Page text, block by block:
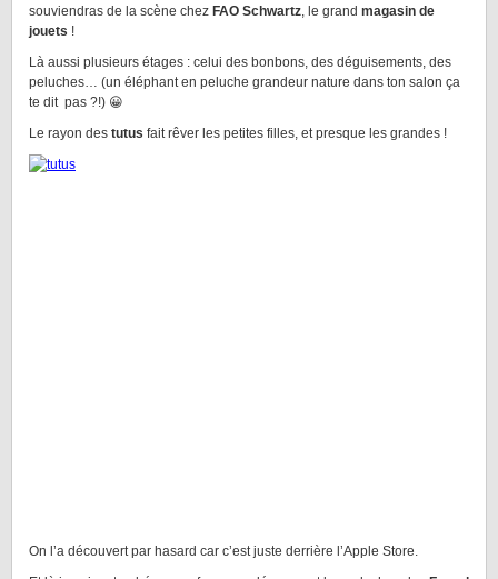
souviendras de la scène chez FAO Schwartz, le grand magasin de
jouets !
Là aussi plusieurs étages : celui des bonbons, des déguisements, des
peluches… (un éléphant en peluche grandeur nature dans ton salon ça
te dit pas ?!) 😀
Le rayon des tutus fait rêver les petites filles, et presque les grandes !
On l’a découvert par hasard car c’est juste derrière l’Apple Store.